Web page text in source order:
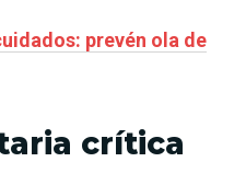
prevén ola de
crítica